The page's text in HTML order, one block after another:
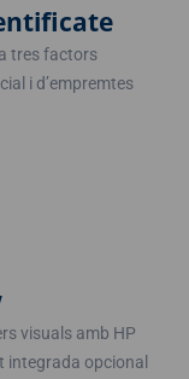
tres factors
i d’empremtes
visuals amb HP
integrada opcional